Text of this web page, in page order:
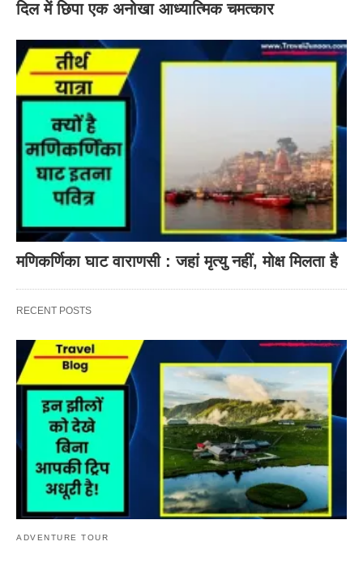
दिल में छिपा एक अनोखा आध्यात्मिक चमत्कार
मणिकर्णिका घाट वाराणसी : जहां मृत्यु नहीं, मोक्ष मिलता है
RECENT POSTS
ADVENTURE TOUR